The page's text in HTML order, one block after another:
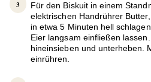
Für den Biskuit in einem
elektrischen Handrührer
in etwa 5 Minuten hell
Eier langsam einfließen
hineinsieben und unterheben.
einrühren.